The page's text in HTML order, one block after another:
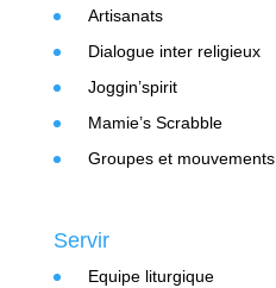
Artisanats
Dialogue inter religieux
Joggin’spirit
Mamie’s Scrabble
Groupes et mouvements
Servir
Equipe liturgique